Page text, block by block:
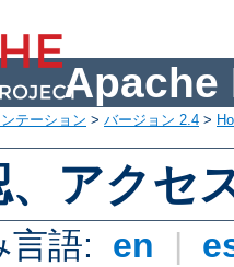
Apache
テーション > バージョン 2.4 >
アクセ
言語: en |